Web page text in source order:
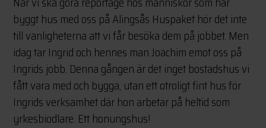
byggt hus med oss på Alingsås Huspaket hör det inte
till vanligheterna att vi får besöka dem på jobbet. Men
idag tar Ingrid och hennes man Joachim emot oss på
Ingrids jobb. Denna gången är det inget bostadshus vi
fått vara med och bygga, utan ett otroligt fint hus för
Ingrids verksamhet där hon arbetar på heltid som
yrkesbiodlare. Ett honungshus!